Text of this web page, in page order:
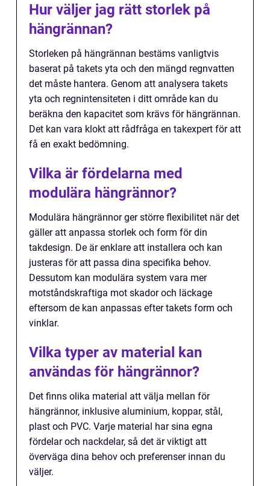
Hur väljer jag rätt storlek på
hängrännan?
Storleken på hängrännan bestäms vanligtvis
baserat på takets yta och den mängd regnvatten
det måste hantera. Genom att analysera takets
yta och regnintensiteten i ditt område kan du
beräkna den kapacitet som krävs för hängrännan.
Det kan vara klokt att rådfråga en takexpert för att
få en exakt bedömning.
Vilka är fördelarna med
modulära hängrännor?
Modulära hängrännor ger större flexibilitet när det
gäller att anpassa storlek och form för din
takdesign. De är enklare att installera och kan
justeras för att passa dina specifika behov.
Dessutom kan modulära system vara mer
motståndskraftiga mot skador och läckage
eftersom de kan anpassas efter takets form och
vinklar.
Vilka typer av material kan
användas för hängrännor?
Det finns olika material att välja mellan för
hängrännor, inklusive aluminium, koppar, stål,
plast och PVC. Varje material har sina egna
fördelar och nackdelar, så det är viktigt att
överväga dina behov och preferenser innan du
väljer.